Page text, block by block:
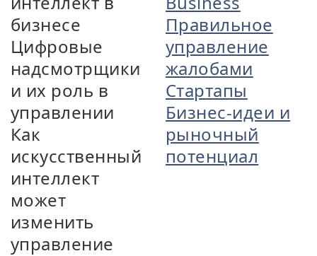
бизнесе
Цифровые
надсмотрщики
и их роль в
управлении
Как
искусственный
интеллект
может
изменить
управление
Правильное
управление
жалобами
Стартапы
Бизнес-идеи и
рыночный
потенциал